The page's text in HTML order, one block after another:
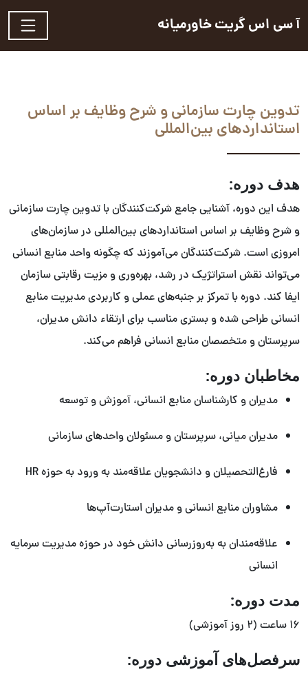
آ سی اس گریت خاورمیانه
تدوین چارت سازمانی و شرح وظایف بر اساس
استانداردهای بین‌المللی
هدف دوره:
هدف این دوره، آشنایی جامع شرکت‌کنندگان با تدوین چارت سازمانی
و شرح وظایف بر اساس استانداردهای بین‌المللی در سازمان‌های
امروزی است. شرکت‌کنندگان می‌آموزند که چگونه واحد منابع انسانی
می‌تواند نقش استراتژیک در رشد، بهره‌وری و مزیت رقابتی سازمان
ایفا کند. دوره با تمرکز بر جنبه‌های عملی و کاربردی مدیریت منابع
انسانی طراحی شده و بستری مناسب برای ارتقاء دانش مدیران،
سرپرستان و متخصصان منابع انسانی فراهم می‌کند.
مخاطبان دوره:
مدیران و کارشناسان منابع انسانی، آموزش و توسعه
مدیران میانی، سرپرستان و مسئولان واحدهای سازمانی
فارغ‌التحصیلان و دانشجویان علاقه‌مند به ورود به حوزه HR
مشاوران منابع انسانی و مدیران استارت‌آپ‌ها
علاقه‌مندان به به‌روزرسانی دانش خود در حوزه مدیریت سرمایه
انسانی
مدت دوره:
۱۶ ساعت (۲ روز آموزشی)
سرفصل‌های آموزشی دوره: